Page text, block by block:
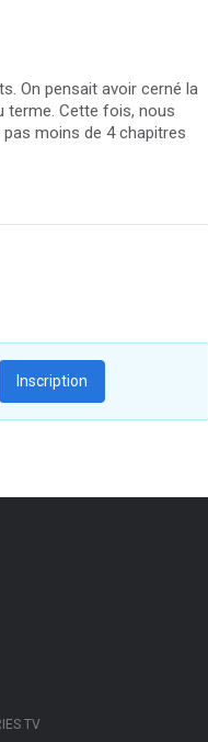
On pensait avoir cerné la
terme. Cette fois, nous
moins de 4 chapitres
Inscription
TV